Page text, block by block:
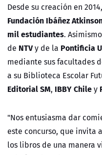
Desde su creación en
Fundación Ibáñez
mil estudiantes.
de NTVy de la Pontificia
mediante sus facultades
a su Biblioteca Escolar
Editorial SM, IBBY Chiley
"Nos entusiasma dar
este concurso, que invita
los libros de una manera